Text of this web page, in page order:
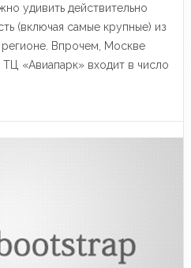
удивить действительно
(включая самые крупные) из
регионе. Впрочем, Москве
«Авиапарк» входит в число